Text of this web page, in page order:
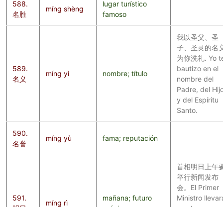
588.
名胜
míng shèng
lugar turístico
famoso
589.
名义
míng yì nombre; título
我以圣父、圣
子、圣灵的名
为你洗礼. Yo
bautizo en el
nombre del
Padre, del
y del Espíritu
Santo.
590.
名誉
míng yù fama; reputación
591.
míng rì
mañana; futuro
首相明日上午
举行新闻发布
会。El Primer
Ministro